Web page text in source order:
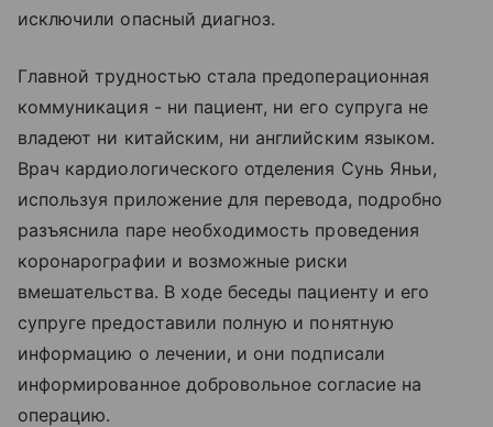
исключили опасный диагноз.
Главной трудностью стала предоперационная
коммуникация - ни пациент, ни его супруга не
владеют ни китайским, ни английским языком.
Врач кардиологического отделения Сунь Яньи,
используя приложение для перевода, подробно
разъяснила паре необходимость проведения
коронарографии и возможные риски
вмешательства. В ходе беседы пациенту и его
супруге предоставили полную и понятную
информацию о лечении, и они подписали
информированное добровольное согласие на
операцию.